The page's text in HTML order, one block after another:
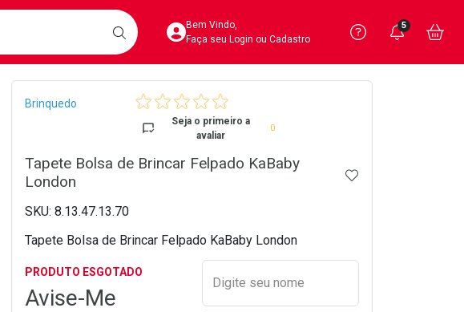
BUSCARAcesse sua Conta
Bem Vindo,
Faça seu Login ou Cadastro
Precisa
Ver Recursos
Você
5
Breadcrumb
Brinquedo
Seja o primeiro a
avaliar
0
Tapete Bolsa de Brincar Felpado KaBaby
London
ADICIONAR AOS
8.13.47.13.70
Tapete Bolsa de Brincar Felpado KaBaby London
PRODUTO ESGOTADO
Avise-Me
Preencher nome e email
Digite seu nome